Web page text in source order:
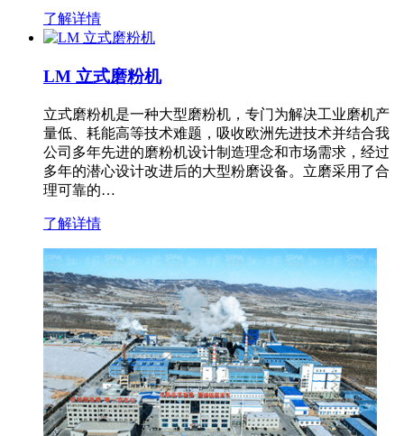
了解详情
LM 立式磨粉机
立式磨粉机是一种大型磨粉机，专门为解决工业磨机产
量低、耗能高等技术难题，吸收欧洲先进技术并结合我
公司多年先进的磨粉机设计制造理念和市场需求，经过
多年的潜心设计改进后的大型粉磨设备。立磨采用了合
理可靠的…
了解详情